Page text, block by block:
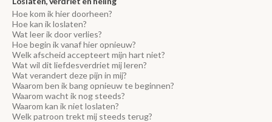
Hoe kom ik hier doorheen?
Hoe kan ik loslaten?
Wat leer ik door verlies?
Hoe begin ik vanaf hier opnieuw?
Welk afscheid accepteert mijn hart niet?
Wat wil dit liefdesverdriet mij leren?
Wat verandert deze pijn in mij?
Waarom ben ik bang opnieuw te beginnen?
Waarom wacht ik nog steeds?
Waarom kan ik niet loslaten?
Welk patroon trekt mij steeds terug?